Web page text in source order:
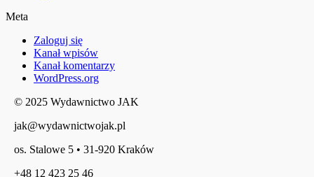
Meta
Zaloguj się
Kanał wpisów
Kanał komentarzy
WordPress.org
© 2025 Wydawnictwo JAK
jak@wydawnictwojak.pl
os. Stalowe 5 • 31-920 Kraków
+48 12 423 25 46